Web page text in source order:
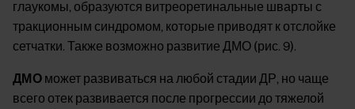
глаукомы, образуются витреоретинальные шварты с
тракционным синдромом, которые приводят к отслойке
сетчатки. Также возможно развитие ДМО (рис. 9).
ДМО может развиваться на любой стадии ДР, но чаще
всего отек развивается после прогрессии до тяжелой